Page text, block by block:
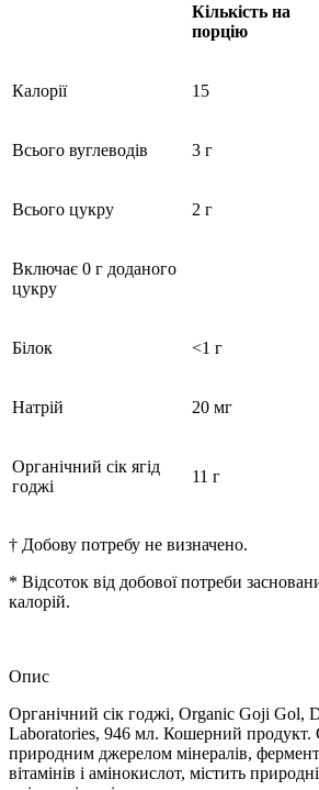
Кількість на
порцію
Калорії 15
Всього вуглеводів 3 г
Всього цукру 2 г
Включає 0 г доданого
цукру
Білок <1 г
Натрій 20 мг
Органічний сік ягід
годжі
11 г
† Добову потребу не визначено.
* Відсоток від добової потреби
калорій.
Опис
Органічний сік годжі, Organic Goji Gol,
Laboratories, 946 мл. Кошерний продукт.
природним джерелом мінералів,
вітамінів і амінокислот, містить